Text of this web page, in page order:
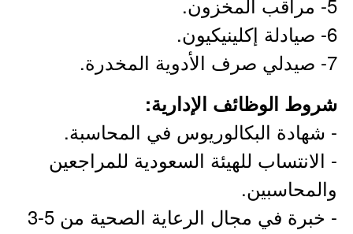
6- صيادلة إكلينيكيون.
7- صيدلي صرف الأدوية المخدرة.
شروط الوظائف الإدارية:
- شهادة البكالوريوس في المحاسبة.
- الانتساب للهيئة السعودية للمراجعين
والمحاسبين.
- خبرة في مجال الرعاية الصحية من 5-3